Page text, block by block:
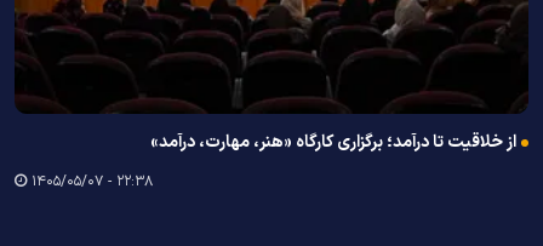
از خلاقیت تا درآمد؛ برگزاری کارگاه «هنر، مهارت، درآمد»
۲۲:۳۸ - ۱۴۰۵/۰۵/۰۷